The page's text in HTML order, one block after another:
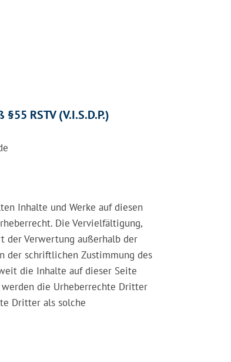
RSTV (V.I.S.D.P.)
Inhalte und Werke auf diesen
Die Vervielfältigung,
der Verwertung außerhalb der
der schriftlichen Zustimmung des
die Inhalte auf dieser Seite
die Urheberrechte Dritter
Dritter als solche